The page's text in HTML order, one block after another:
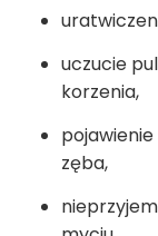
uczucie
korzenia,
zęba,